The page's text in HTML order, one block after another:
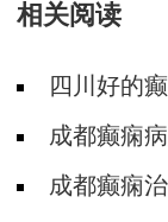
决癫痫难题!
相关阅读
四川好的
做哪些检查?
成都癫痫
些?成都癫痫